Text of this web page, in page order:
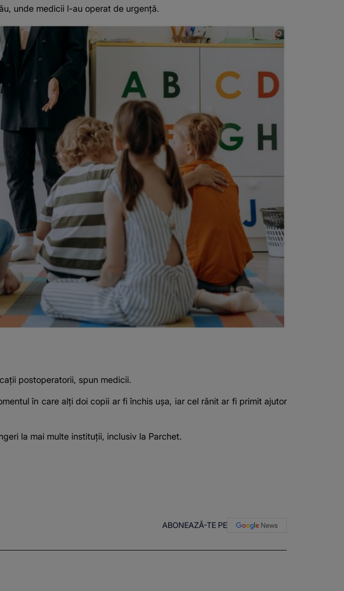
unde medicii l-au operat de urgență.
postoperatorii, spun medicii.
în care alți doi copii ar fi închis ușa, iar cel rănit ar fi primit ajutor
la mai multe instituții, inclusiv la Parchet.
ABONEAZĂ-TE PE